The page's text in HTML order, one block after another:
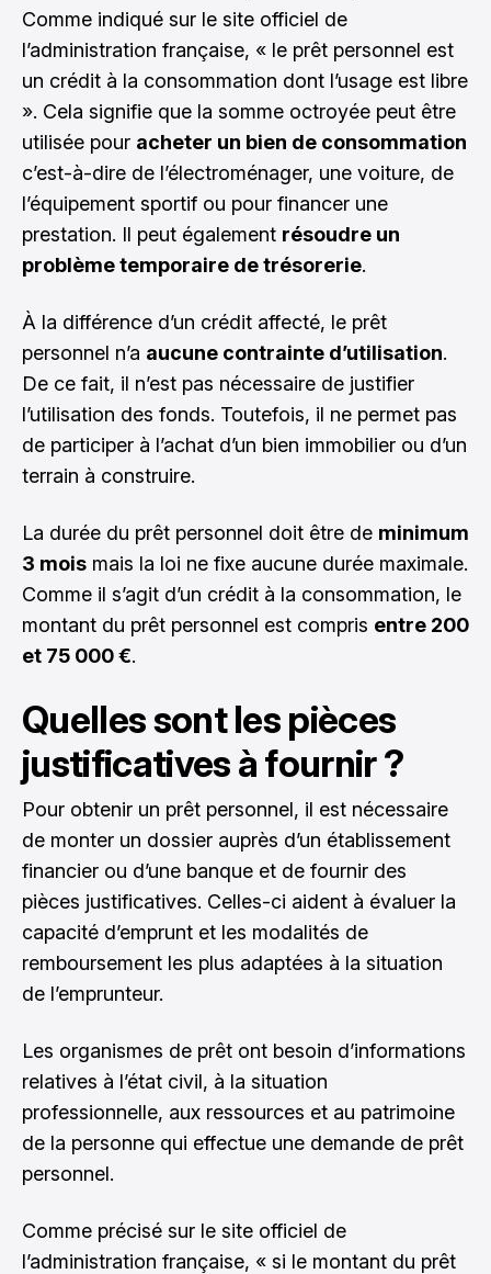
Comme indiqué sur le site officiel de
l’administration française, « le prêt personnel est
un crédit à la consommation dont l’usage est libre
». Cela signifie que la somme octroyée peut être
utilisée pour acheter un bien de consommation
c’est-à-dire de l’électroménager, une voiture, de
l’équipement sportif ou pour financer une
prestation. Il peut également résoudre un
problème temporaire de trésorerie.
À la différence d’un crédit affecté, le prêt
personnel n’a aucune contrainte d’utilisation.
De ce fait, il n’est pas nécessaire de justifier
l’utilisation des fonds. Toutefois, il ne permet pas
de participer à l’achat d’un bien immobilier ou d’un
terrain à construire.
La durée du prêt personnel doit être de minimum
3 mois mais la loi ne fixe aucune durée maximale.
Comme il s’agit d’un crédit à la consommation, le
montant du prêt personnel est compris entre 200
et 75 000 €.
Quelles sont les pièces
justificatives à fournir ?
Pour obtenir un prêt personnel, il est nécessaire
de monter un dossier auprès d’un établissement
financier ou d’une banque et de fournir des
pièces justificatives. Celles-ci aident à évaluer la
capacité d’emprunt et les modalités de
remboursement les plus adaptées à la situation
de l’emprunteur.
Les organismes de prêt ont besoin d’informations
relatives à l’état civil, à la situation
professionnelle, aux ressources et au patrimoine
de la personne qui effectue une demande de prêt
personnel.
Comme précisé sur le site officiel de
l’administration française, « si le montant du prêt